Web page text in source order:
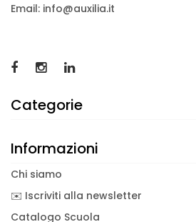
Email: info@auxilia.it
Categorie
Informazioni
Chi siamo
✉️ Iscriviti alla newsletter
Catalogo Scuola